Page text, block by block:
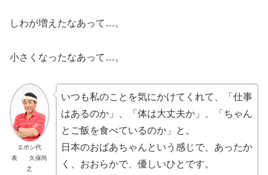
しわが増えたなあって…。
小さくなったなあって…。
エボシ代
表 久保尚
之
いつも私のことを気にかけてくれて、「仕事
はあるのか」、「体は大丈夫か」、「ちゃん
とご飯を食べているのか」と。
日本のおばあちゃんという感じで、あったか
く、おおらかで、優しいひとです。